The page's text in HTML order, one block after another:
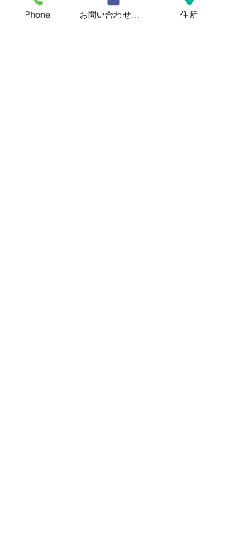
Phone お問い合わせフォーム 住所